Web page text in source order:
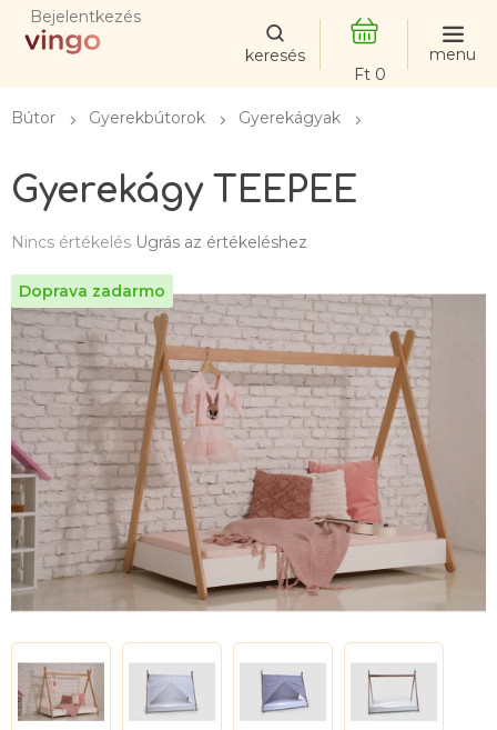
UgrásBejelentkezés
Bútor Gyerekbútorok Gyerekágyak
Gyerekágy TEEPEE
A
átlagos
értékelése
5-
ből
0,0
csillag.
Nincs értékelés Ugrás az értékeléshez